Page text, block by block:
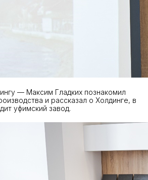
— Максим Гладких познакомил
и рассказал о Холдинге, в
уфимский завод.